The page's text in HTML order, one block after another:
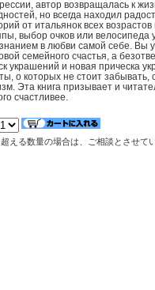
автор возвращалась к
но всегда находил
от итальянок всех
выбор очков или велосипеда
в любви самой себе. Вы
семейного счастья, а
украшений и новая прическа
о которых не стоит
Эта книга призывает и
счастливее.
える数量の場合は、ご相談とさせて